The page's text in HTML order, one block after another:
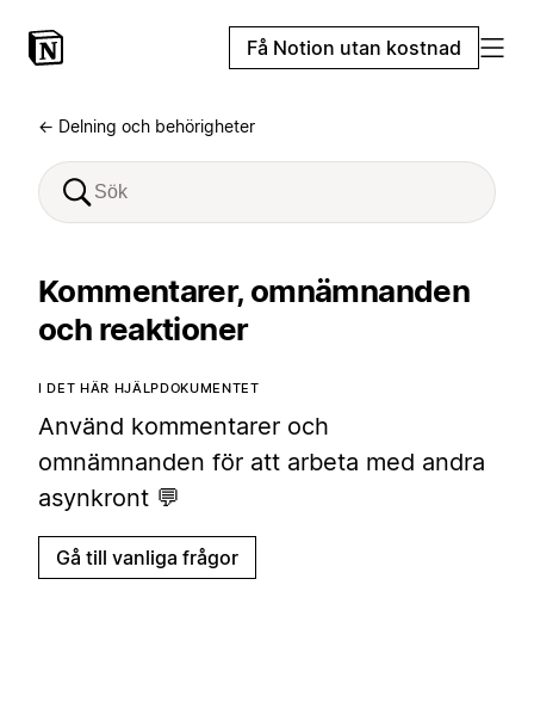
Få Notion utan kostnad
← Delning och behörigheter
Kommentarer, omnämnanden
och reaktioner
I DET HÄR HJÄLPDOKUMENTET
Använd kommentarer och
omnämnanden för att arbeta med andra
asynkront 💬
Gå till vanliga frågor